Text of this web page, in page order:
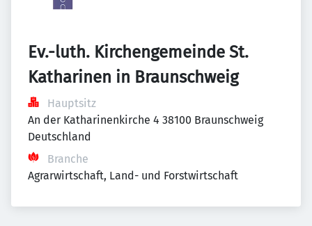
Ev.-luth. Kirchengemeinde St.
Katharinen in Braunschweig
Hauptsitz
An der Katharinenkirche 4 38100 Braunschweig
Deutschland
Branche
Agrarwirtschaft, Land- und Forstwirtschaft